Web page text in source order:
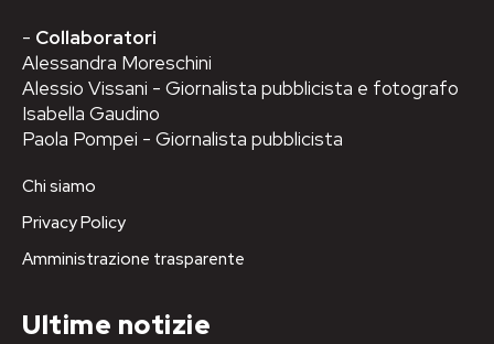
- Collaboratori
Alessandra Moreschini
Alessio Vissani - Giornalista pubblicista e fotografo
Isabella Gaudino
Paola Pompei - Giornalista pubblicista
Chi siamo
Privacy Policy
Amministrazione trasparente
Ultime notizie